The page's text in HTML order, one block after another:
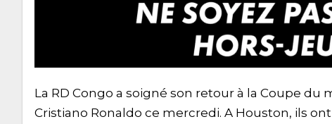
La RD Congo a soigné son retour à la Coupe
Cristiano Ronaldo ce mercredi. A Houston, ils